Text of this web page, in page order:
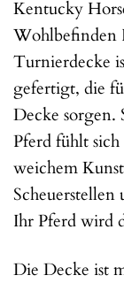
Kentucky
Wohlbefinden
Turnierdecke
gefertigt, die
Decke sorgen.
Pferd fühlt
weichem
Ihr Pferd wird
Die Decke ist